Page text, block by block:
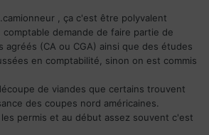
, ça c'est être polyvalent
demande de faire partie de
agréés (CA ou CGA) ainsi que des études
en comptabilité, sinon on est commis
de viandes que certains trouvent
des coupes nord américaines.
permis et au début assez souvent c'est